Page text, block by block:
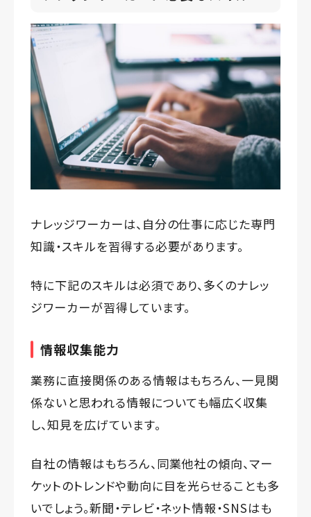
ナレッジワーカーは、自分の仕事に応じた専門
知識・スキルを習得する必要があります。
特に下記のスキルは必須であり、多くのナレッ
ジワーカーが習得しています。
情報収集能力
業務に直接関係のある情報はもちろん、一見関
係ないと思われる情報についても幅広く収集
し、知見を広げています。
自社の情報はもちろん、同業他社の傾向、マー
ケットのトレンドや動向に目を光らせることも多
いでしょう。新聞・テレビ・ネット情報・SNSはも